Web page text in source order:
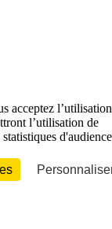
acceptez l’utilisation
l’utilisation de
d'audience